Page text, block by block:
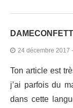
24 décembre 2017
Ton article est
j’ai parfois du
dans cette